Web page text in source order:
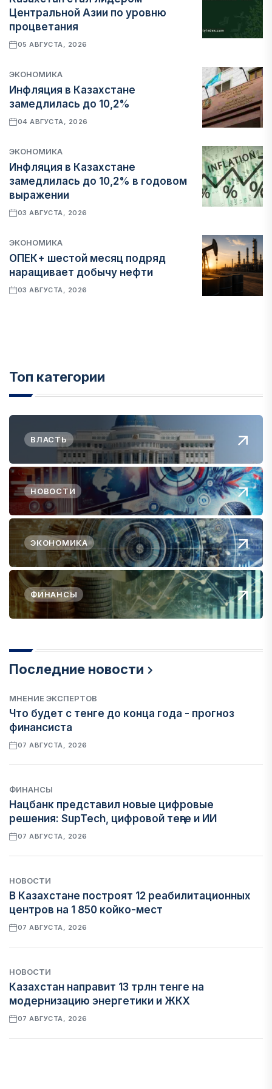
Центральной Азии по уровню
процветания
05 АВГУСТА, 2026
ЭКОНОМИКА
Инфляция в Казахстане
замедлилась до 10,2%
04 АВГУСТА, 2026
ЭКОНОМИКА
Инфляция в Казахстане
замедлилась до 10,2% в годовом
выражении
03 АВГУСТА, 2026
ЭКОНОМИКА
ОПЕК+ шестой месяц подряд
наращивает добычу нефти
03 АВГУСТА, 2026
Топ категории
ВЛАСТЬ
НОВОСТИ
ЭКОНОМИКА
ФИНАНСЫ
Последние новости
МНЕНИЕ ЭКСПЕРТОВ
Что будет с тенге до конца года - прогноз
финансиста
07 АВГУСТА, 2026
ФИНАНСЫ
Нацбанк представил новые цифровые
решения: SupTech, цифровой теңге и ИИ
07 АВГУСТА, 2026
НОВОСТИ
В Казахстане построят 12 реабилитационных
центров на 1 850 койко-мест
07 АВГУСТА, 2026
НОВОСТИ
Казахстан направит 13 трлн тенге на
модернизацию энергетики и ЖКХ
07 АВГУСТА, 2026